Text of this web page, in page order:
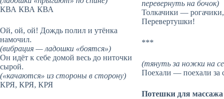
КВА КВА КВА
Ой, ой, ой! Дождь полил и утёнка
намочил.
(вибрация — ладошки «боятся»)
Он идёт к себе домой весь до ниточки
сырой.
(«качаются» из стороны в сторону)
КРЯ, КРЯ, КРЯ
перевернуть на бочок)
Толкачики —
Перевертушки!
***
(тянуть за ножки на
Поехали — поехали за
Потешки для